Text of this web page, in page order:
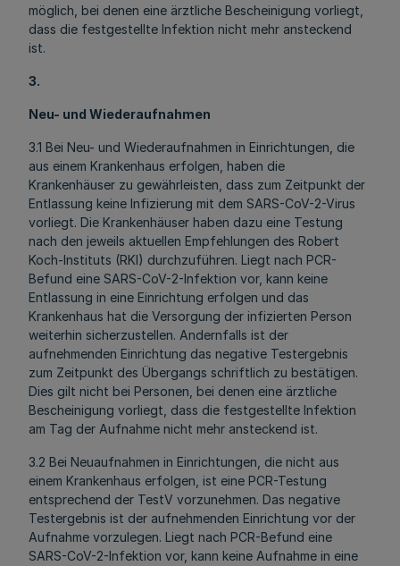
möglich, bei denen eine ärztliche Bescheinigung vorliegt,
dass die festgestellte Infektion nicht mehr ansteckend
ist.
3.
Neu- und Wiederaufnahmen
3.1 Bei Neu- und Wiederaufnahmen in Einrichtungen, die
aus einem Krankenhaus erfolgen, haben die
Krankenhäuser zu gewährleisten, dass zum Zeitpunkt der
Entlassung keine Infizierung mit dem SARS-CoV-2-Virus
vorliegt. Die Krankenhäuser haben dazu eine Testung
nach den jeweils aktuellen Empfehlungen des Robert
Koch-Instituts (RKI) durchzuführen. Liegt nach PCR-
Befund eine SARS-CoV-2-Infektion vor, kann keine
Entlassung in eine Einrichtung erfolgen und das
Krankenhaus hat die Versorgung der infizierten Person
weiterhin sicherzustellen. Andernfalls ist der
aufnehmenden Einrichtung das negative Testergebnis
zum Zeitpunkt des Übergangs schriftlich zu bestätigen.
Dies gilt nicht bei Personen, bei denen eine ärztliche
Bescheinigung vorliegt, dass die festgestellte Infektion
am Tag der Aufnahme nicht mehr ansteckend ist.
3.2 Bei Neuaufnahmen in Einrichtungen, die nicht aus
einem Krankenhaus erfolgen, ist eine PCR-Testung
entsprechend der TestV vorzunehmen. Das negative
Testergebnis ist der aufnehmenden Einrichtung vor der
Aufnahme vorzulegen. Liegt nach PCR-Befund eine
SARS-CoV-2-Infektion vor, kann keine Aufnahme in eine